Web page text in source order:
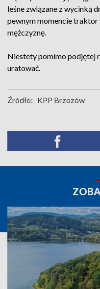
leśne związane z wycinką
pewnym momencie traktor
mężczyznę.
Niestety pomimo podjętej
uratować.
Źródło: KPP Brzozów